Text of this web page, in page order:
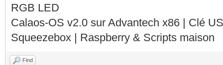
RGB LED
Calaos-OS v2.0 sur Advantech x86 | Clé
Squeezebox | Raspberry & Scripts maison
Find